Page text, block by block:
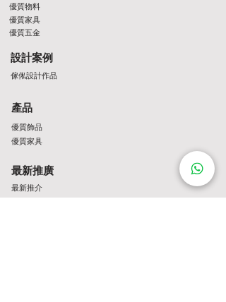
設計案例
傢俬設計作品
優質家具
優質物料
優質五金
產品
優質家具
優質飾品
最新推介
最新推廣